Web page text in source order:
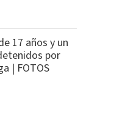
17 años y un
por
| FOTOS